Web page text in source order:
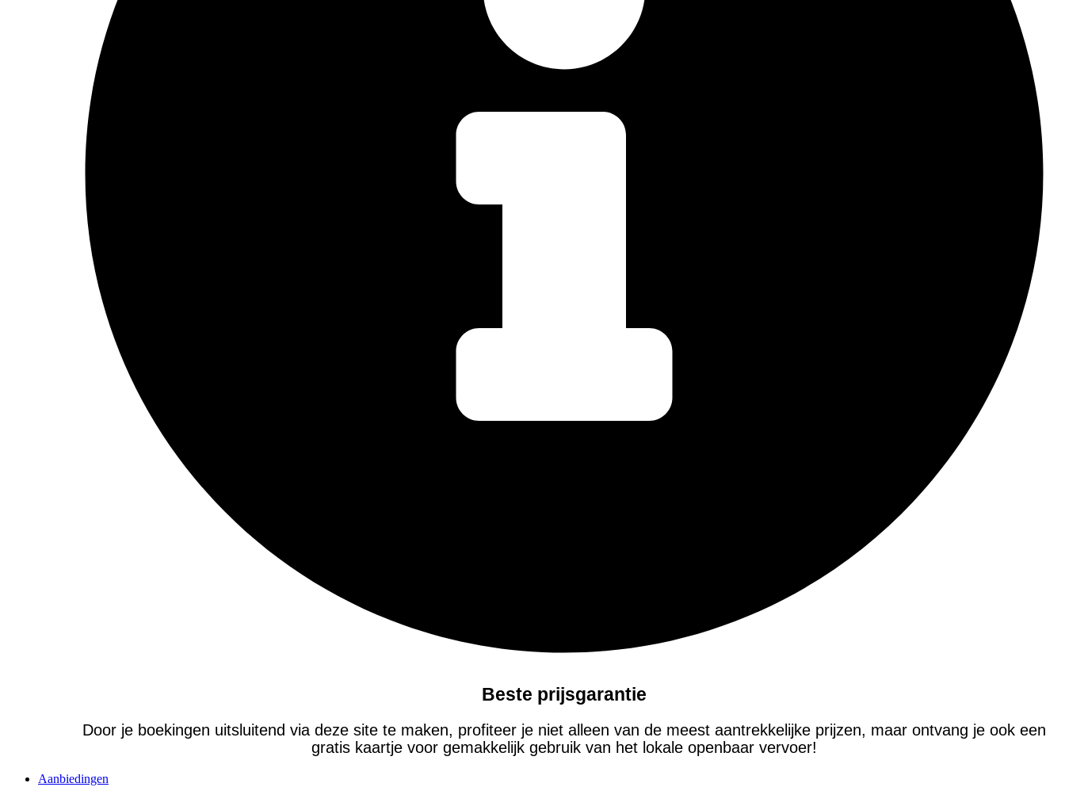
Beste prijsgarantie
Door je boekingen uitsluitend via deze site te maken, profiteer je niet alleen van de meest aantrekkelijke prijzen, maar ontvang je ook een
gratis kaartje voor gemakkelijk gebruik van het lokale openbaar vervoer!
Aanbiedingen